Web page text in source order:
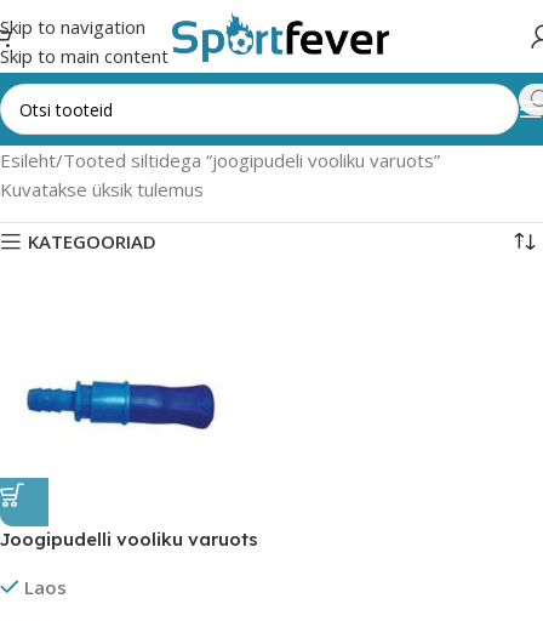
Skip to navigation
Skip to main content
Esileht Tooted siltidega “joogipudeli vooliku varuots”
Kuvatakse üksik tulemus
KATEGOORIAD
Joogipudelli vooliku varuots
Laos